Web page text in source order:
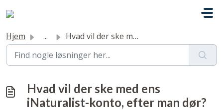
Hjem ... Hvad vil der ske med ens iNaturalist-konto, efter man dør?
Hvad vil der ske med ens
iNaturalist-konto, efter man dør?